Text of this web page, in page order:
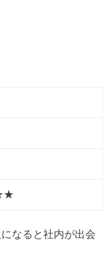
なると社内が出会